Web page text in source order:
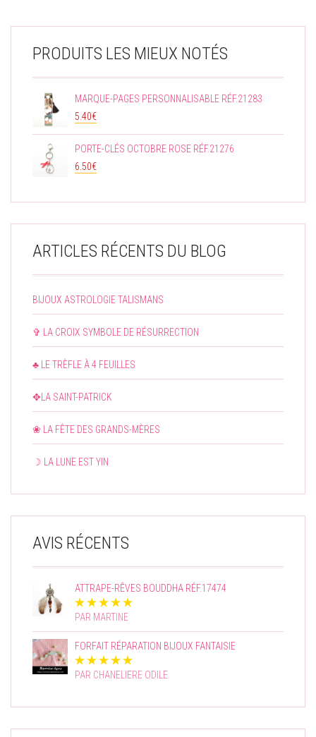
PRODUITS LES MIEUX NOTÉS
MARQUE-PAGES PERSONNALISABLE RÉF.21283
5.40€
PORTE-CLÉS OCTOBRE ROSE RÉF.21276
6.50€
ARTICLES RÉCENTS DU BLOG
BIJOUX ASTROLOGIE TALISMANS
✞ LA CROIX SYMBOLE DE RÉSURRECTION
♣ LE TRÈFLE À 4 FEUILLES
✥LA SAINT-PATRICK
❀ LA FÊTE DES GRANDS-MÈRES
☽ LA LUNE EST YIN
AVIS RÉCENTS
ATTRAPE-RÊVES BOUDDHA RÉF.17474
PAR MARTINE
FORFAIT RÉPARATION BIJOUX FANTAISIE
PAR CHANELIERE ODILE